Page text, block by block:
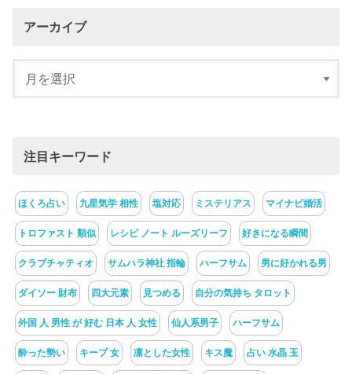
アーカイブ
注目キーワード
ほくろ占い 九星気学 相性 塩対応 ミステリアス マイナビ婚活
トロファスト 類似 レシピ ノート ルーズリーフ 好きになる瞬間
クラブチャティオ サムハラ神社 指輪 ハーフサム 男に好かれる男
ダイソー 財布 四大元素 見つめる 自分の気持ち タロット
外国 人 男性 が 好む 日本 人 女性 仙人系男子 ハーフサム
酔った勢い キープ 女 凛とした女性 キス魔 占い 水晶 玉